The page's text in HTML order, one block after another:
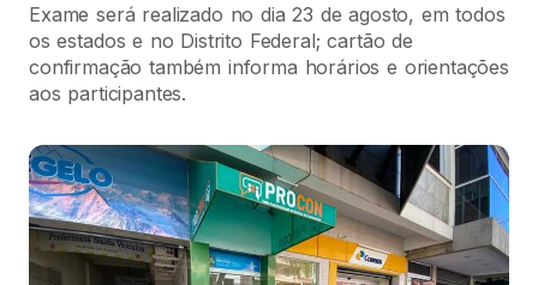
Exame será realizado no dia 23 de agosto, em todos
os estados e no Distrito Federal; cartão de
confirmação também informa horários e orientações
aos participantes.